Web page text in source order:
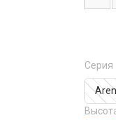
Серия